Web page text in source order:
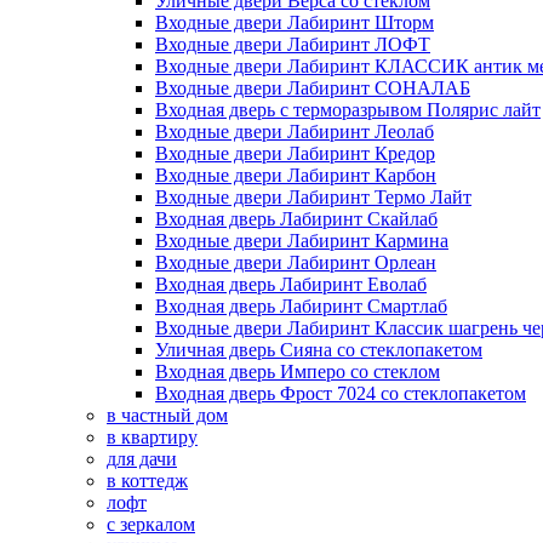
Входные двери Лабиринт Шторм
Входные двери Лабиринт ЛОФТ
Входные двери Лабиринт КЛАССИК антик
Входные двери Лабиринт СОНАЛАБ
Входная дверь с терморазрывом Полярис лайт
Входные двери Лабиринт Леолаб
Входные двери Лабиринт Кредор
Входные двери Лабиринт Карбон
Входные двери Лабиринт Термо Лайт
Входная дверь Лабиринт Скайлаб
Входные двери Лабиринт Кармина
Входные двери Лабиринт Орлеан
Входная дверь Лабиринт Еволаб
Входная дверь Лабиринт Смартлаб
Входные двери Лабиринт Классик шагрень
Уличная дверь Сияна со стеклопакетом
Входная дверь Имперо со стеклом
Входная дверь Фрост 7024 со стеклопакетом
в частный дом
в квартиру
для дачи
в коттедж
лофт
с зеркалом